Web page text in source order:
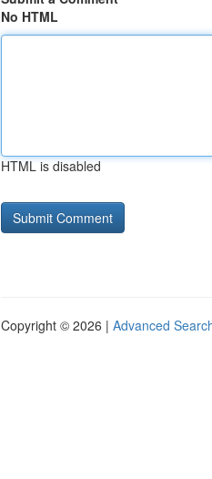
No HTML
HTML is disabled
Copyright © 2026 | Advanced